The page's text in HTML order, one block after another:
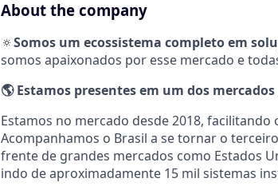
About the company
🔅Somos um ecossistema completo em
somos apaixonados por esse mercado e
🌎Estamos presentes em um dos
Estamos no mercado desde 2018, facilitando
Acompanhamos o Brasil a se tornar o
frente de grandes mercados como Estados
indo de aproximadamente 15 mil sistemas